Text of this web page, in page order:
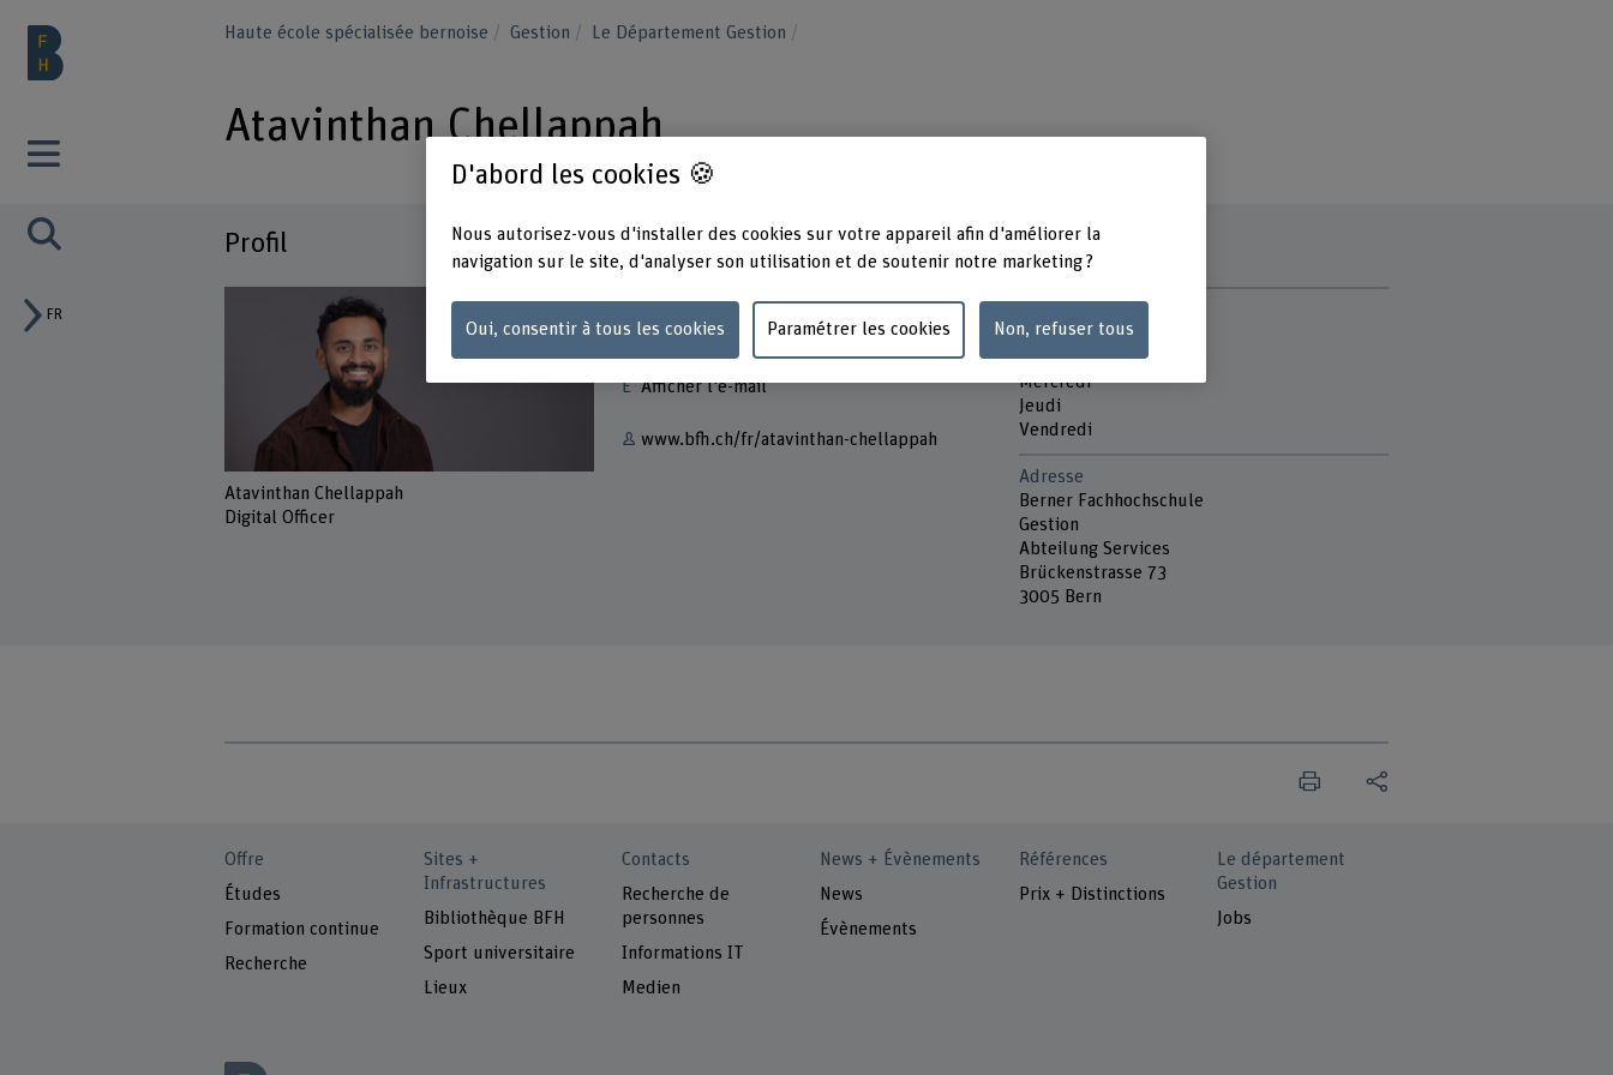
FR
Haute école spécialisée bernoise Gestion Le Département Gestion
Atavinthan Chellappah
Profil
Atavinthan Chellappah
Digital Officer
Afficher l'e-mail
www.bfh.ch/fr/atavinthan-chellappah
Lundi
Mardi matin
Mercredi
Jeudi
Vendredi
Adresse
Berner Fachhochschule
Gestion
Abteilung Services
Brückenstrasse 73
3005 Bern
Offre
Études
Formation continue
Recherche
Sites +
Infrastructures
Bibliothèque BFH
Sport universitaire
Lieux
Contacts
Recherche de
personnes
Informations IT
Medien
News + Évènements
News
Évènements
Références
Prix + Distinctions
Le département
Gestion
Jobs
D'abord les cookies 🍪
Nous autorisez-vous d'installer des cookies sur votre appareil afin d'améliorer la
navigation sur le site, d'analyser son utilisation et de soutenir notre marketing ?
Oui, consentir à tous les cookies Paramétrer les cookies Non, refuser tous